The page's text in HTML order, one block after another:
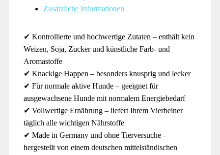
Zusätzliche Informationen
✔ Kontrollierte und hochwertige Zutaten – enthält kein
Weizen, Soja, Zucker und künstliche Farb- und
Aromastoffe
✔ Knackige Happen – besonders knusprig und lecker
✔ Für normale aktive Hunde – geeignet für
ausgewachsene Hunde mit normalem Energiebedarf
✔ Vollwertige Ernährung – liefert Ihrem Vierbeiner
täglich alle wichtigen Nährstoffe
✔ Made in Germany und ohne Tierversuche –
hergestellt von einem deutschen mittelständischen